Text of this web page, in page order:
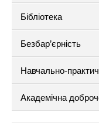
Бібліотека
Безбар’єрність
Навчально-
Академічна